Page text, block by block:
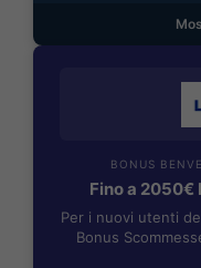
BONUS
Fino a 2050€
Per i nuovi utenti
Bonus